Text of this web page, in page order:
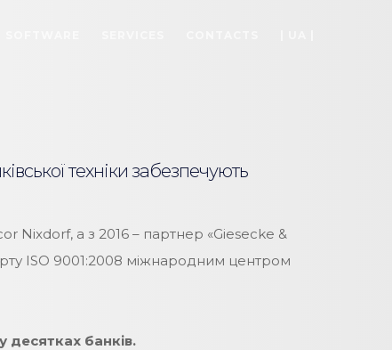
техніки забезпечують
Nixdorf, а з 2016 – партнер «Giesecke &
ISO 9001:2008 міжнародним центром
десятках банків.